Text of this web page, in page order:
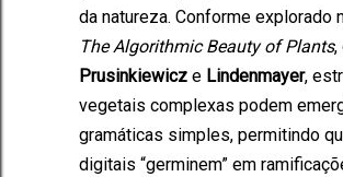
da natureza. Conforme explorado
The Algorithmic Beauty of Plants,
Prusinkiewicz e Lindenmayer,
vegetais complexas podem
gramáticas simples, permitindo
digitais “germinem” em